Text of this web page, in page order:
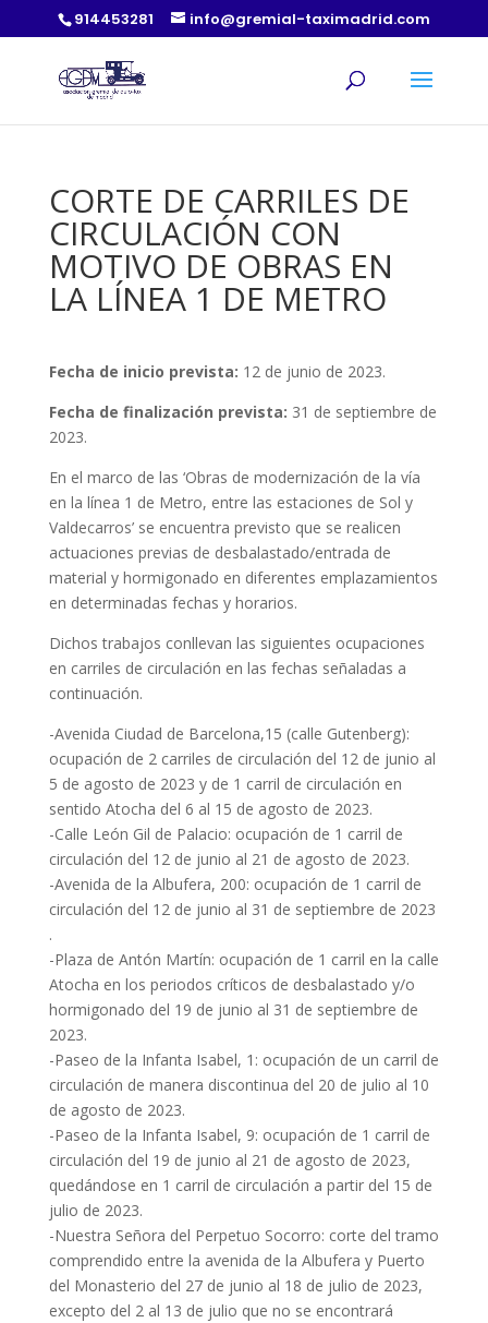
914453281 info@gremial-taximadrid.com
CORTE DE CARRILES DE
CIRCULACIÓN CON
MOTIVO DE OBRAS EN
LA LÍNEA 1 DE METRO
Fecha de inicio prevista: 12 de junio de 2023.
Fecha de finalización prevista: 31 de septiembre de
2023.
En el marco de las ‘Obras de modernización de la vía
en la línea 1 de Metro, entre las estaciones de Sol y
Valdecarros’ se encuentra previsto que se realicen
actuaciones previas de desbalastado/entrada de
material y hormigonado en diferentes emplazamientos
en determinadas fechas y horarios.
Dichos trabajos conllevan las siguientes ocupaciones
en carriles de circulación en las fechas señaladas a
continuación.
-Avenida Ciudad de Barcelona,15 (calle Gutenberg):
ocupación de 2 carriles de circulación del 12 de junio al
5 de agosto de 2023 y de 1 carril de circulación en
sentido Atocha del 6 al 15 de agosto de 2023.
-Calle León Gil de Palacio: ocupación de 1 carril de
circulación del 12 de junio al 21 de agosto de 2023.
-Avenida de la Albufera, 200: ocupación de 1 carril de
circulación del 12 de junio al 31 de septiembre de 2023
.
-Plaza de Antón Martín: ocupación de 1 carril en la calle
Atocha en los periodos críticos de desbalastado y/o
hormigonado del 19 de junio al 31 de septiembre de
2023.
-Paseo de la Infanta Isabel, 1: ocupación de un carril de
circulación de manera discontinua del 20 de julio al 10
de agosto de 2023.
-Paseo de la Infanta Isabel, 9: ocupación de 1 carril de
circulación del 19 de junio al 21 de agosto de 2023,
quedándose en 1 carril de circulación a partir del 15 de
julio de 2023.
-Nuestra Señora del Perpetuo Socorro: corte del tramo
comprendido entre la avenida de la Albufera y Puerto
del Monasterio del 27 de junio al 18 de julio de 2023,
excepto del 2 al 13 de julio que no se encontrará